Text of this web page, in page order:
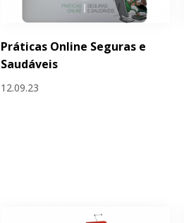
Práticas Online Seguras e
Saudáveis
12.09.23